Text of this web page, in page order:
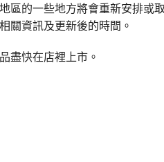
區的一些地方將會重新安排或
關資訊及更新後的時間。
盡快在店裡上市。